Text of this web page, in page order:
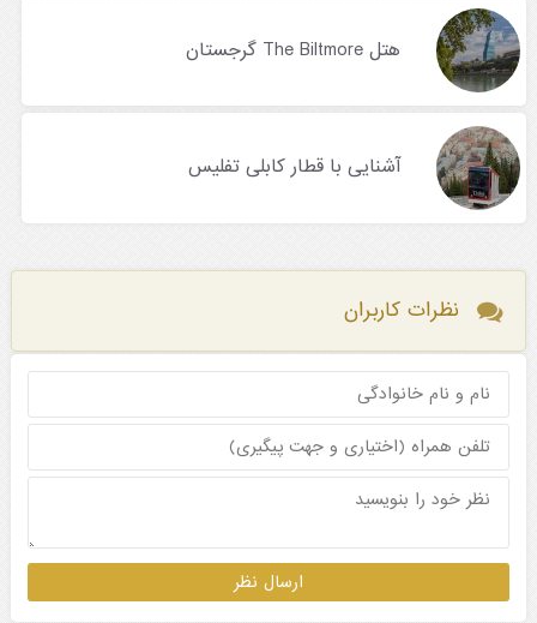
هتل The Biltmore گرجستان
آشنایی با قطار کابلی تفلیس
نظرات کاربران